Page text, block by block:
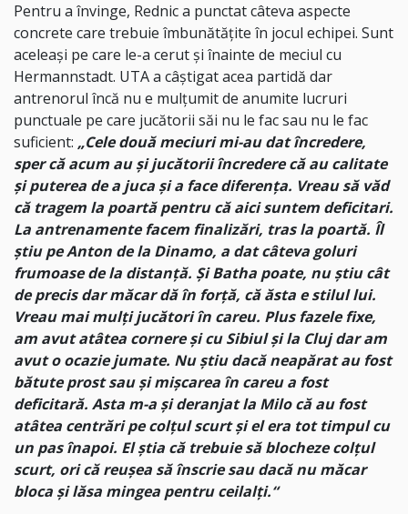
Pentru a învinge, Rednic a punctat câteva aspecte
concrete care trebuie îmbunătățite în jocul echipei. Sunt
aceleași pe care le-a cerut și înainte de meciul cu
Hermannstadt. UTA a câștigat acea partidă dar
antrenorul încă nu e mulțumit de anumite lucruri
punctuale pe care jucătorii săi nu le fac sau nu le fac
suficient: „Cele două meciuri mi-au dat încredere,
sper că acum au și jucătorii încredere că au calitate
și puterea de a juca și a face diferența. Vreau să văd
că tragem la poartă pentru că aici suntem deficitari.
La antrenamente facem finalizări, tras la poartă. Îl
știu pe Anton de la Dinamo, a dat câteva goluri
frumoase de la distanță. Și Batha poate, nu știu cât
de precis dar măcar dă în forță, că ăsta e stilul lui.
Vreau mai mulți jucători în careu. Plus fazele fixe,
am avut atâtea cornere și cu Sibiul și la Cluj dar am
avut o ocazie jumate. Nu știu dacă neapărat au fost
bătute prost sau și mișcarea în careu a fost
deficitară. Asta m-a și deranjat la Milo că au fost
atâtea centrări pe colțul scurt și el era tot timpul cu
un pas înapoi. El știa că trebuie să blocheze colțul
scurt, ori că reușea să înscrie sau dacă nu măcar
bloca și lăsa mingea pentru ceilalți.“